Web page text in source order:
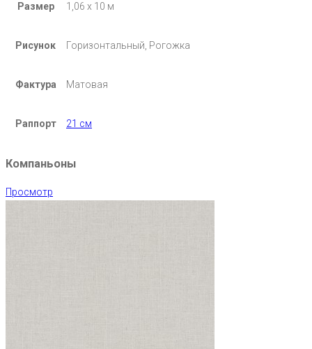
Размер 1,06 х 10 м
Рисунок Горизонтальный, Рогожка
Фактура Матовая
Раппорт 21 см
Компаньоны
Просмотр